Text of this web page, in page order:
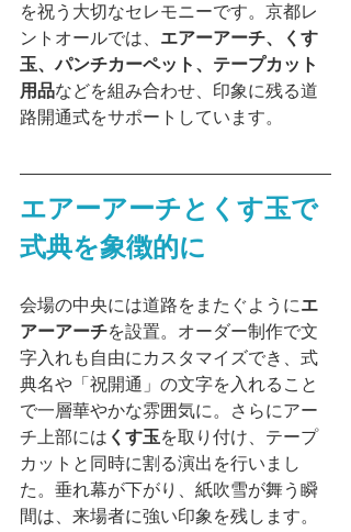
を祝う大切なセレモニーです。京都レ
ントオールでは、 エアーアーチ、くす
玉、パンチカーペット、テープカット
用品などを組み合わせ、印象に残る道
路開通式をサポートしています。
エアーアーチとくす玉で
式典を象徴的に
会場の中央には道路をまたぐようにエ
アーアーチを設置。オーダー制作で文
字入れも自由にカスタマイズでき、式
典名や「祝開通」の文字を入れること
で一層華やかな雰囲気に。さらにアー
チ上部には くす玉を取り付け、テープ
カットと同時に割る演出を行いまし
た。垂れ幕が下がり、紙吹雪が舞う瞬
間は、来場者に強い印象を残します。